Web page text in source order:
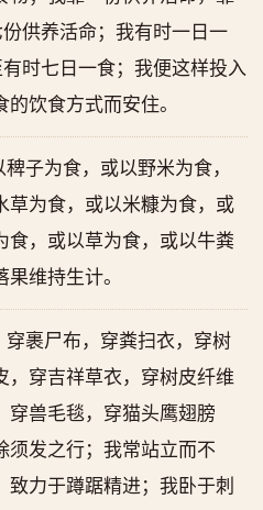
供养活命；我有时一日一
时七日一食；我便这样投入
饮食方式而安住。
子为食，或以野米为食，
草为食，或以米糠为食，或
食，或以草为食，或以牛粪
维持生计。
裹尸布，穿粪扫衣，穿树
，穿吉祥草衣，穿树皮纤维
穿兽毛毯，穿猫头鹰翅膀
须发之行；我常站立而不
力于蹲踞精进；我卧于刺